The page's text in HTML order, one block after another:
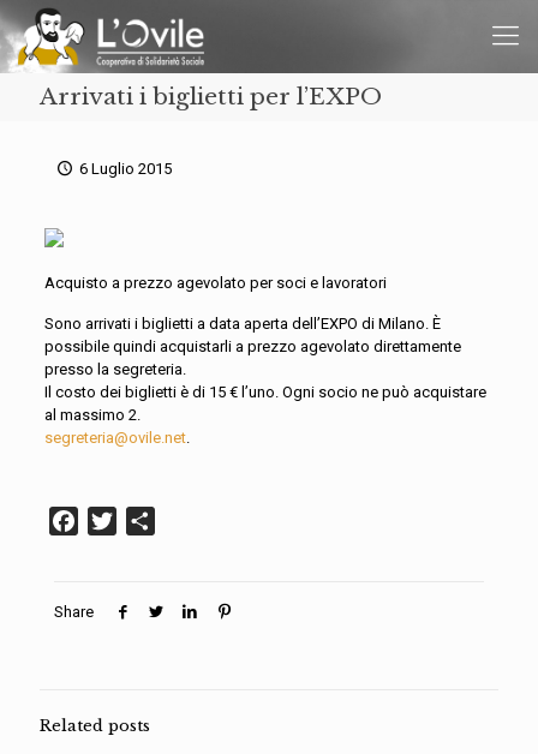
Arrivati i biglietti per l’EXPO
6 Luglio 2015
Acquisto a prezzo agevolato per soci e lavoratori
Sono arrivati i biglietti a data aperta dell’EXPO di Milano. È
possibile quindi acquistarli a prezzo agevolato direttamente
presso la segreteria.
Il costo dei biglietti è di 15 € l’uno. Ogni socio ne può acquistare
al massimo 2.
segreteria@ovile.net.
Facebook
Twitter
Share
Related posts